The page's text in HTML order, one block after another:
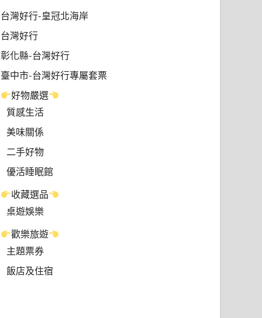
台灣好行-皇冠北海岸
台灣好行
彰化縣-台灣好行
臺中市-台灣好行專屬套票
好物嚴選
質感生活
美味關係
二手好物
優活睡眠館
收藏選品
桌遊娛樂
歡樂旅遊
主題票券
飯店及住宿